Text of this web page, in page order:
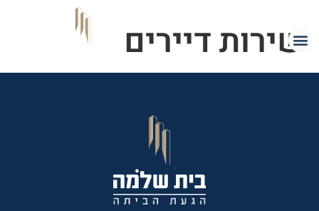
שירות דיירים